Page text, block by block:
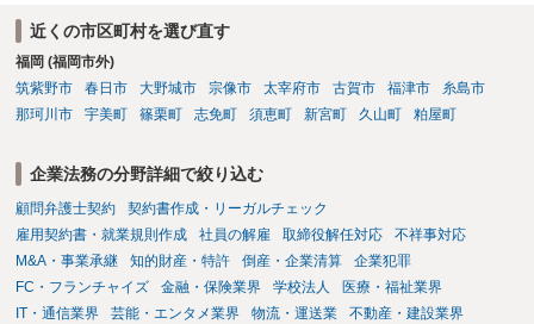
思決定や寄付のタイミングがどのように設定されているのかなど、具
体的なサービスの座組を踏まえて検討する必要があります。 そのた
め、現在検討されているアプリについて、資金移動業に該当する可能
性があるか、また、該当する場合にどのようなサービス設計にすれば
談いただくことをお勧めいたします。
近くの市区町村を選び直す
福岡 (福岡市外)
筑紫野市
春日市 大野城市 宗像市 太宰府市 古賀市 福津市
糸島市
那珂川市
宇美町 篠栗町 志免町 須恵町 新宮町 久山町 粕屋町
企業法務の分野詳細で絞り込む
顧問弁護士契約
契約書作成・リーガルチェック
雇用契約書・就業規則作成
社員の解雇 取締役解任対応
不祥事対応
M&A・事業承継
知的財産・特許 倒産・企業清算
企業犯罪
FC・フランチャイズ
金融・保険業界 学校法人
医療・福祉業界
IT・通信業界
芸能・エンタメ業界 物流・運送業
不動産・建設業界